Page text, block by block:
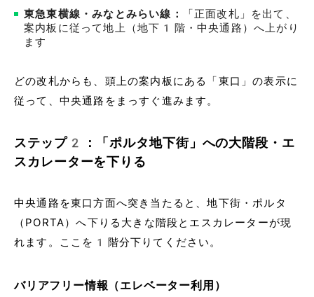
東急東横線・みなとみらい線：
「正面改札」を出て、
案内板に従って地上（地下1階・中央通路）へ上がり
ます
どの改札からも、頭上の案内板にある「東口」の表示に
従って、中央通路をまっすぐ進みます。
ステップ2：「ポルタ地下街」への大階段・エ
スカレーターを下りる
中央通路を東口方面へ突き当たると、地下街・ポルタ
（PORTA）へ下りる大きな階段とエスカレーターが現
れます。ここを1階分下りてください。
バリアフリー情報（エレベーター利用）